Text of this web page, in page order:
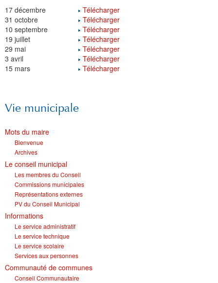
17 décembre
Télécharger
31 octobre
Télécharger
10 septembre
Télécharger
19 juillet
Télécharger
29 mai
Télécharger
3 avril
Télécharger
15 mars
Télécharger
Vie municipale
Mots du maire
Bienvenue
Archives
Le conseil municipal
Les membres du Conseil
Commissions municipales
Représentations externes
PV du Conseil Municipal
Informations
Le service administratif
Le service technique
Le service scolaire
Services aux personnes
Communauté de communes
Conseil Communautaire